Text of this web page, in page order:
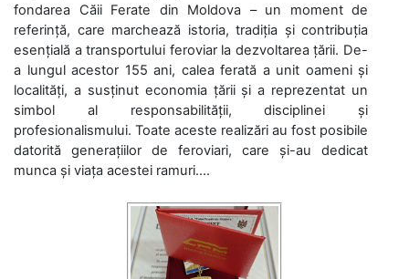
fondarea Căii Ferate din Moldova – un moment de
referință, care marchează istoria, tradiția și contribuția
esențială a transportului feroviar la dezvoltarea țării. De-
a lungul acestor 155 ani, calea ferată a unit oameni și
localități, a susținut economia țării și a reprezentat un
simbol al responsabilității, disciplinei și
profesionalismului. Toate aceste realizări au fost posibile
datorită generațiilor de feroviari, care și-au dedicat
munca și viața acestei ramuri....